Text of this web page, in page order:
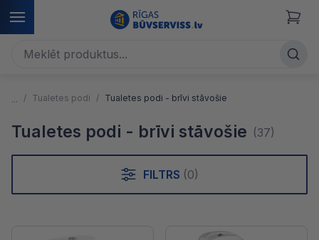
Tualetes podi Tualetes podi - brīvi stāvošie
Tualetes podi - brīvi stāvošie (37)
FILTRS (0)